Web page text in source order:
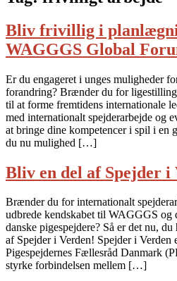
Bliv frivillig i
WAGGGS Global
Er du engageret i unges muligheder
forandring? Brænder du for
til at forme fremtidens internationale
med internationalt spejderarbejde og
at bringe dine kompetencer i spil i en
du nu mulighed […]
Bliv en del af Spejder i
Brænder du for internationalt
udbrede kendskabet til WAGGGS og
danske pigespejdere? Så er det nu,
af Spejder i Verden! Spejder i Verden
Pigespejdernes Fællesråd Danmark
styrke forbindelsen mellem […]